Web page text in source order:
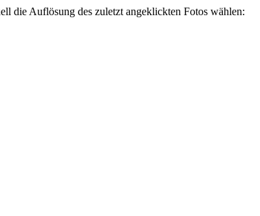
die Auflösung des zuletzt angeklickten Fotos wählen: